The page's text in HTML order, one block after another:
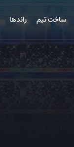
ساخت تیم راندها